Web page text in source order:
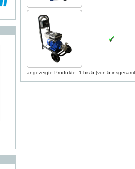
angezeigte Produkte: 1 bis 5 (von 5